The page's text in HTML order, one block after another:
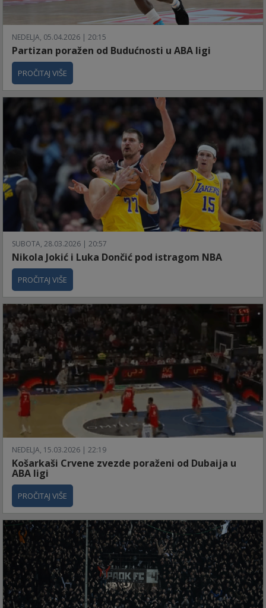
NEDELJA, 05.04.2026 | 20:15
Partizan poražen od Budućnosti u ABA ligi
PROČITAJ VIŠE
SUBOTA, 28.03.2026 | 20:57
Nikola Jokić i Luka Dončić pod istragom NBA
PROČITAJ VIŠE
NEDELJA, 15.03.2026 | 22:19
Košarkaši Crvene zvezde poraženi od Dubaija u
ABA ligi
PROČITAJ VIŠE